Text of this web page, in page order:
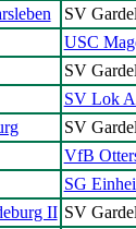
SV
USC
SV
SV Lok
SV
VfB
SG
II SV